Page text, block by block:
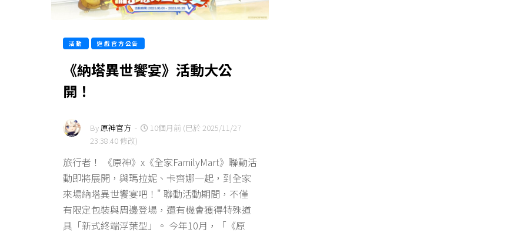
活動 遊戲官方公告
《納塔異世饗宴》活動大公
開！
By原神官方 -
10個月前 (已於 2025/11/27
23:38:40 修改)
旅行者！ 《原神》x《全家FamilyMart》聯動活
動即將展開，與瑪拉妮、卡齊娜一起，到全家
來場納塔異世饗宴吧！" 聯動活動期間，不僅
有限定包裝與周邊登場，還有機會獲得特殊道
具「新式終端浮葉型」。 今年10月，「《原